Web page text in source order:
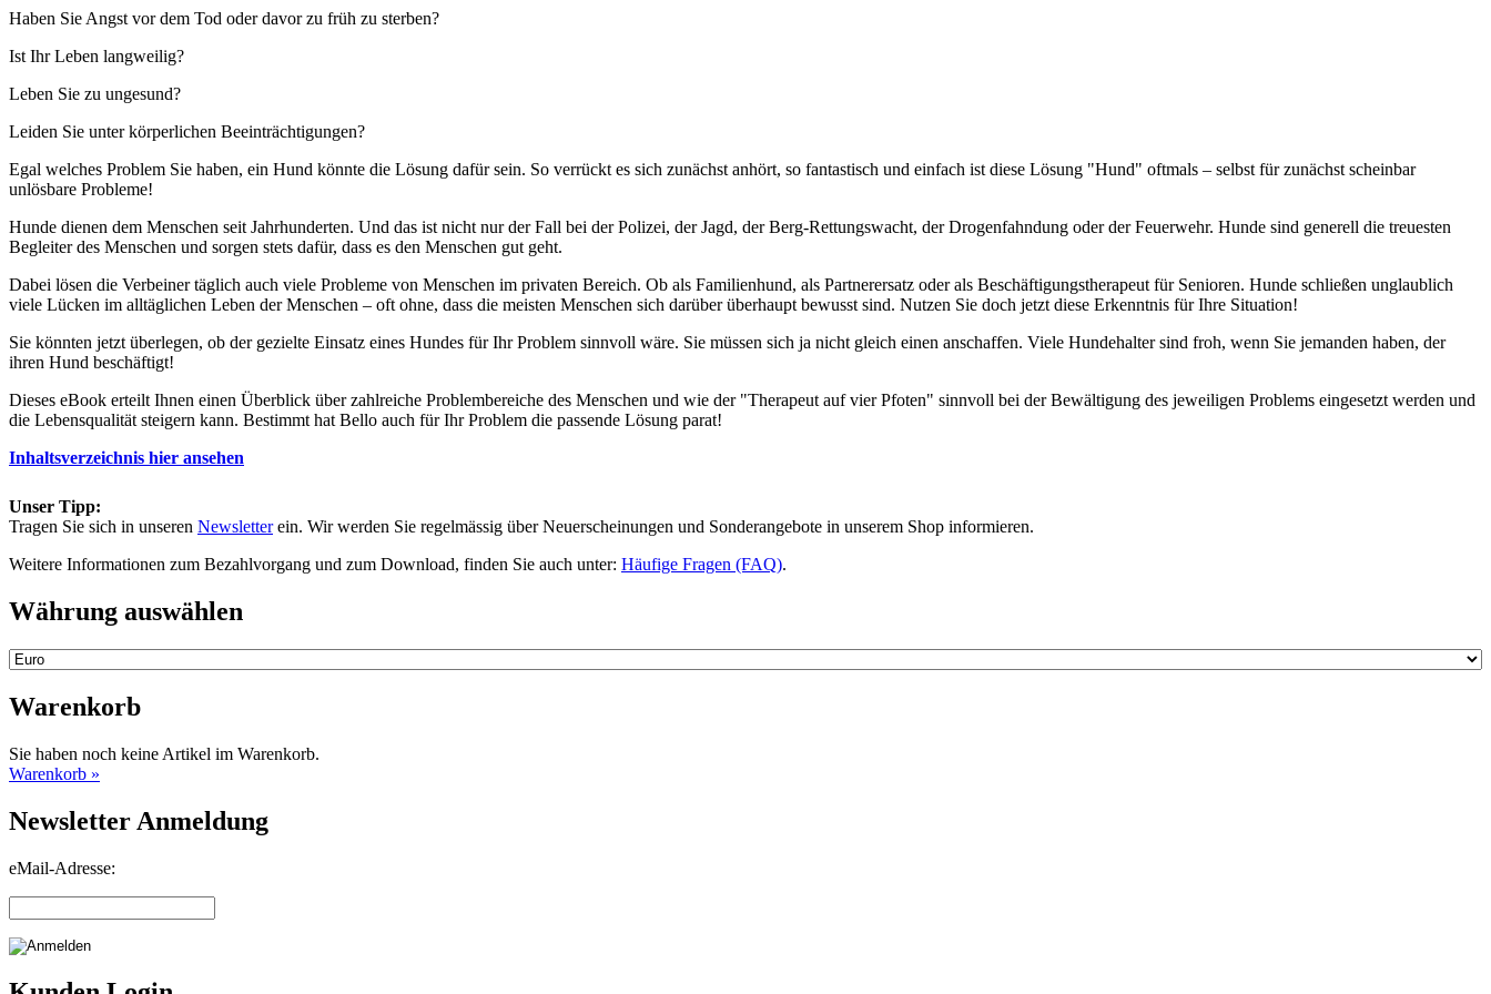
Haben Sie Angst vor dem Tod oder davor zu früh zu sterben?
Ist Ihr Leben langweilig?
Leben Sie zu ungesund?
Leiden Sie unter körperlichen Beeinträchtigungen?
Egal welches Problem Sie haben, ein Hund könnte die Lösung dafür sein. So verrückt es sich zunächst anhört, so fantastisch und einfach ist diese Lösung "Hund" oftmals – selbst für zunächst scheinbar
unlösbare Probleme!
Hunde dienen dem Menschen seit Jahrhunderten. Und das ist nicht nur der Fall bei der Polizei, der Jagd, der Berg-Rettungswacht, der Drogenfahndung oder der Feuerwehr. Hunde sind generell die treuesten
Begleiter des Menschen und sorgen stets dafür, dass es den Menschen gut geht.
Dabei lösen die Verbeiner täglich auch viele Probleme von Menschen im privaten Bereich. Ob als Familienhund, als Partnerersatz oder als Beschäftigungstherapeut für Senioren. Hunde schließen unglaublich
viele Lücken im alltäglichen Leben der Menschen – oft ohne, dass die meisten Menschen sich darüber überhaupt bewusst sind. Nutzen Sie doch jetzt diese Erkenntnis für Ihre Situation!
Sie könnten jetzt überlegen, ob der gezielte Einsatz eines Hundes für Ihr Problem sinnvoll wäre. Sie müssen sich ja nicht gleich einen anschaffen. Viele Hundehalter sind froh, wenn Sie jemanden haben, der
ihren Hund beschäftigt!
Dieses eBook erteilt Ihnen einen Überblick über zahlreiche Problembereiche des Menschen und wie der "Therapeut auf vier Pfoten" sinnvoll bei der Bewältigung des jeweiligen Problems eingesetzt werden und
die Lebensqualität steigern kann. Bestimmt hat Bello auch für Ihr Problem die passende Lösung parat!
Inhaltsverzeichnis hier ansehen
Unser Tipp:
Tragen Sie sich in unseren Newsletterein. Wir werden Sie regelmässig über Neuerscheinungen und Sonderangebote in unserem Shop informieren.
Weitere Informationen zum Bezahlvorgang und zum Download, finden Sie auch unter: Häufige Fragen (FAQ).
Währung auswählen
Warenkorb
Sie haben noch keine Artikel im Warenkorb.
Warenkorb »
Newsletter Anmeldung
eMail-Adresse: